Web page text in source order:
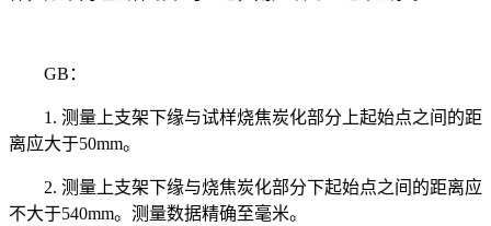
GB：
1. 测量上支架下缘与试样烧焦炭化部分上起始点之间的距
离应大于50mm。
2. 测量上支架下缘与烧焦炭化部分下起始点之间的距离应
不大于540mm。测量数据精确至毫米。